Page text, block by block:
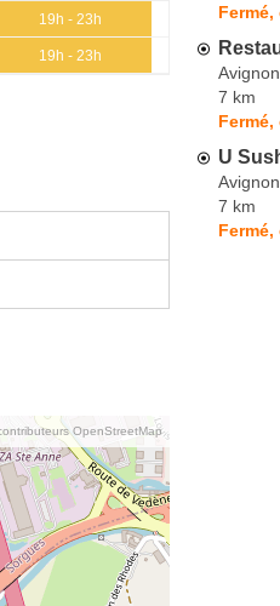
19h - 23h
19h - 23h
OpenStreetMap
Fermé,
Avignon
7 km
Fermé,
U
Avignon
7 km
Fermé,